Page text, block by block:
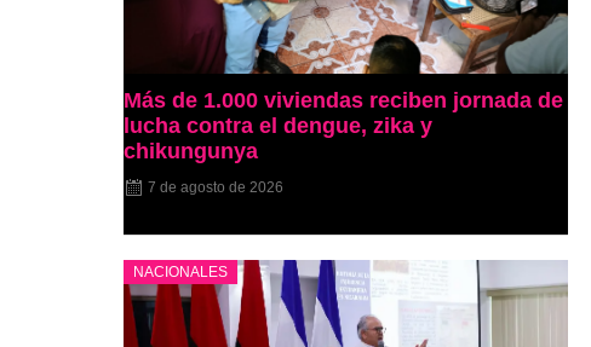
Más de 1.000 viviendas reciben jornada de
lucha contra el dengue, zika y
chikungunya
7 de agosto de 2026
NACIONALES